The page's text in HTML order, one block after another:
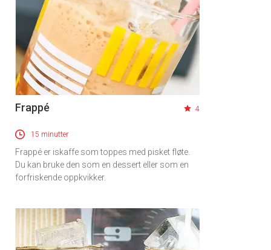
Frappé 4
15 minutter
Frappé er iskaffe som toppes med pisket fløte.
Du kan bruke den som en dessert eller som en
forfriskende oppkvikker.